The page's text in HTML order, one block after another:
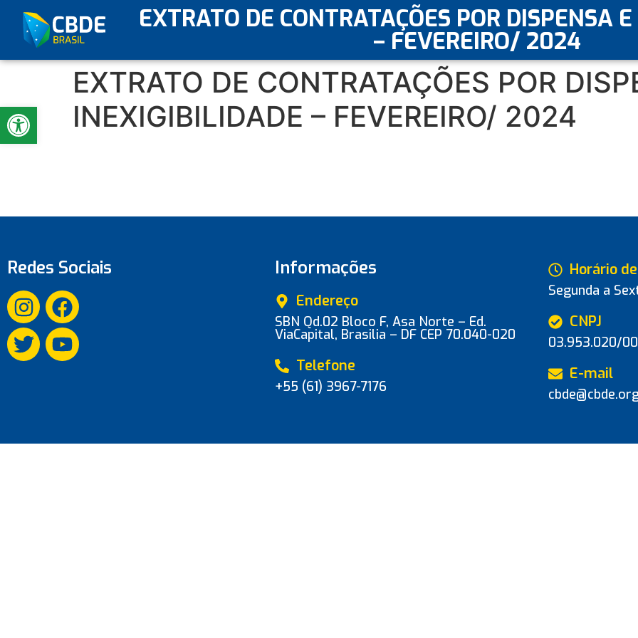
Abrir a barra de ferramentas
EXTRATO DE CONTRATAÇÕES POR DISPENSA
– FEVEREIRO/ 2024
EXTRATO DE CONTRATAÇÕES POR
INEXIGIBILIDADE – FEVEREIRO/ 2024
Redes Sociais Informações
Endereço
SBN Qd.02 Bloco F, Asa Norte – Ed.
ViaCapital, Brasilia – DF CEP 70.040-020
Telefone
+55 (61) 3967-7176
Horário
Segunda a
CNPJ
03.953.020/
E-mail